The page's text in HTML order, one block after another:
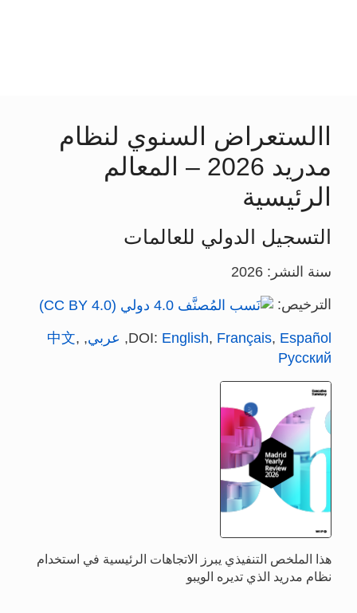
االستعراض السنوي لنظام
مدريد 2026 – المعالم
الرئيسية
التسجيل الدولي للعالمات
سنة النشر: 2026
الترخيص:
DOI: English, Français, Español
, عربي,
中文,
Русский
هذا الملخص التنفيذي يبرز الاتجاهات الرئيسية في استخدام
نظام مدريد الذي تديره الويبو